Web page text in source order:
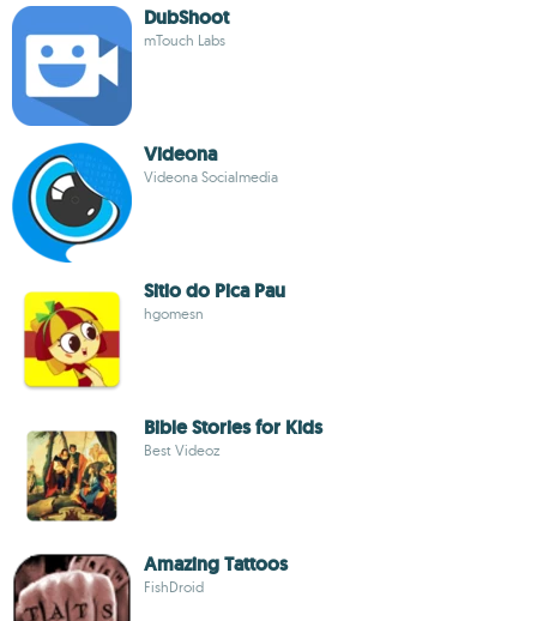
DubShoot
mTouch Labs
Videona
Videona Socialmedia
Sitio do Pica Pau
hgomesn
Bible Stories for Kids
Best Videoz
Amazing Tattoos
FishDroid